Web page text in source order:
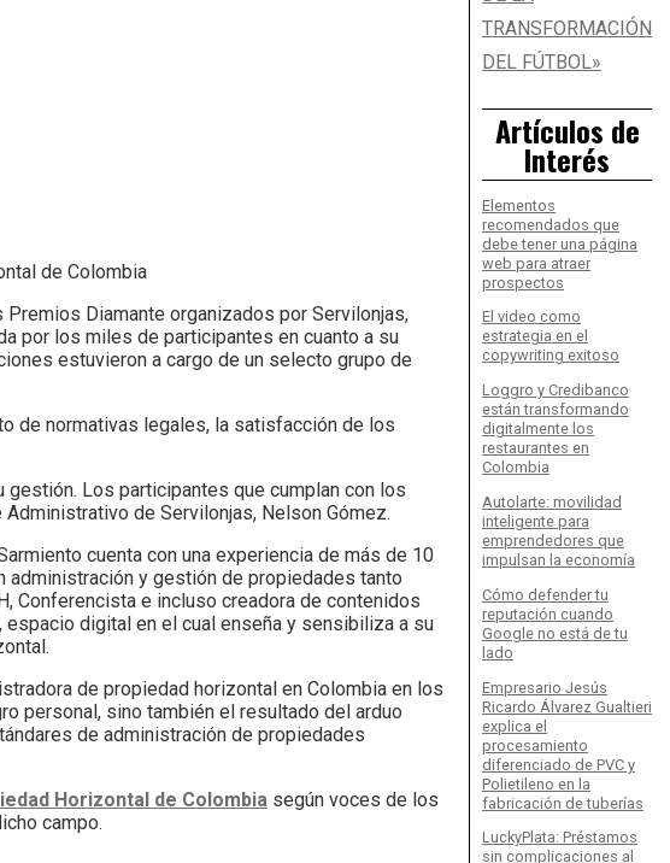
de Colombia
Diamante organizados por Servilonjas,
por los miles de participantes en cuanto a su
estuvieron a cargo de un selecto grupo de
de normativas legales, la satisfacción de los
Los participantes que cumplan con los
de Servilonjas, Nelson Gómez.
cuenta con una experiencia de más de 10
y gestión de propiedades tanto
Conferencista e incluso creadora de contenidos
digital en el cual enseña y sensibiliza a su
de propiedad horizontal en Colombia en los
personal, sino también el resultado del arduo
de administración de propiedades
Horizontal de Colombia según voces de los
campo.
TRANSFORMACIÓN
DEL FÚTBOL»
Artículos de
Interés
Elementos
recomendados que
debe tener una página
web para atraer
prospectos
El video como
estrategia en el
copywriting exitoso
Loggro y Credibanco
están transformando
digitalmente los
restaurantes en
Colombia
Autolarte: movilidad
inteligente para
emprendedores que
impulsan la economía
Cómo defender tu
reputación cuando
Google no está de tu
lado
Empresario Jesús
Ricardo Álvarez Gualtieri
explica el
procesamiento
diferenciado de PVC y
Polietileno en la
fabricación de tuberías
LuckyPlata: Préstamos
sin complicaciones al